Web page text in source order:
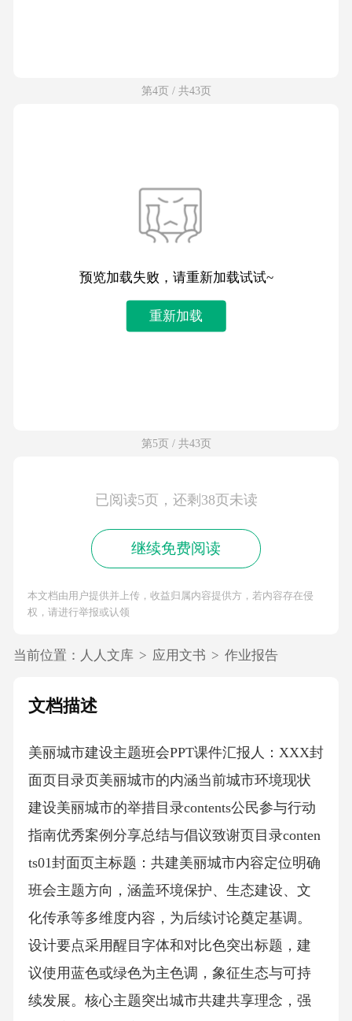
第4页 / 共43页
预览加载失败，请重新加载试试~
重新加载
第5页 / 共43页
已阅读5页，还剩38页未读
继续免费阅读
本文档由用户提供并上传，收益归属内容提供方，若内容存在侵
权，请进行举报或认领
当前位置： 人人文库 > 应用文书 > 作业报告
文档描述
美丽城市建设主题班会PPT课件汇报人：XXX封
面页目录页美丽城市的内涵当前城市环境现状
建设美丽城市的举措目录contents公民参与行动
指南优秀案例分享总结与倡议致谢页目录conten
ts01封面页主标题：共建美丽城市内容定位明确
班会主题方向，涵盖环境保护、生态建设、文
化传承等多维度内容，为后续讨论奠定基调。
设计要点采用醒目字体和对比色突出标题，建
议使用蓝色或绿色为主色调，象征生态与可持
续发展。核心主题突出城市共建共享理念，强